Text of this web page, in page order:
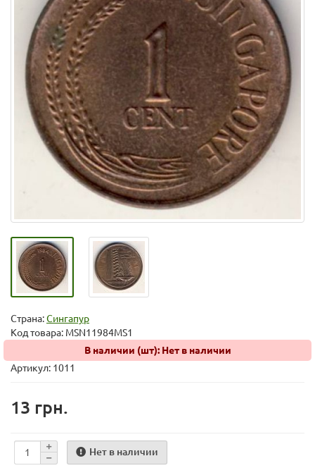
Страна:Сингапур
Код товара: MSN11984MS1
В наличии (шт): Нет в наличии
Артикул: 1011
13 грн.
Нет в наличии